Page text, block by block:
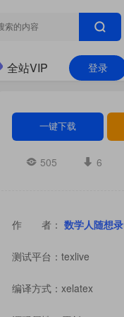
登录
全站VIP
一键下载
505 6
作 者： 数学人随想录
测试平台：texlive
编译方式：xelatex